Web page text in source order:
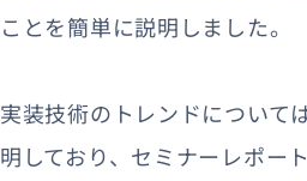
ことを簡単に説明しました。
実装技術のトレンドについて
明しており、セミナーレポー